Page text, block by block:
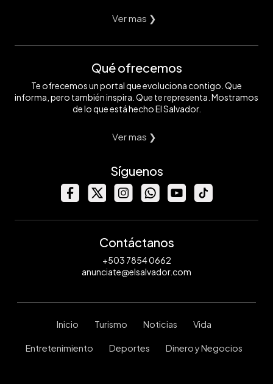
Ver mas ❯
Qué ofrecemos
Te ofrecemos un portal que evoluciona contigo. Que
informa, pero también inspira. Que te representa. Mostramos
de lo que está hecho El Salvador.
Ver mas ❯
Síguenos
Contáctanos
+503 7854 0662
anunciate@elsalvador.com
Inicio Turismo Noticias Vida
Entretenimiento Deportes Dinero y Negocios